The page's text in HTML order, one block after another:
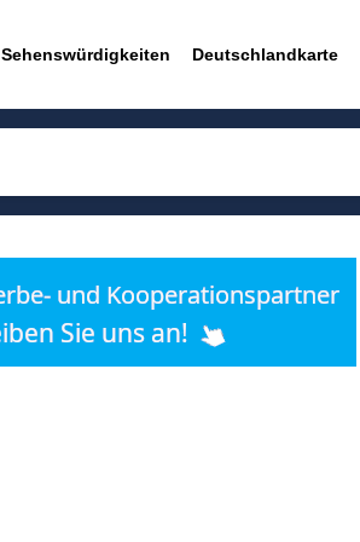
Sehenswürdigkeiten Deutschlandkarte